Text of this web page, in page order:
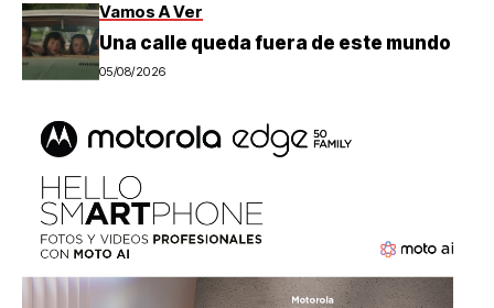
Vamos A Ver
Una calle queda fuera de este mundo
05/08/2026